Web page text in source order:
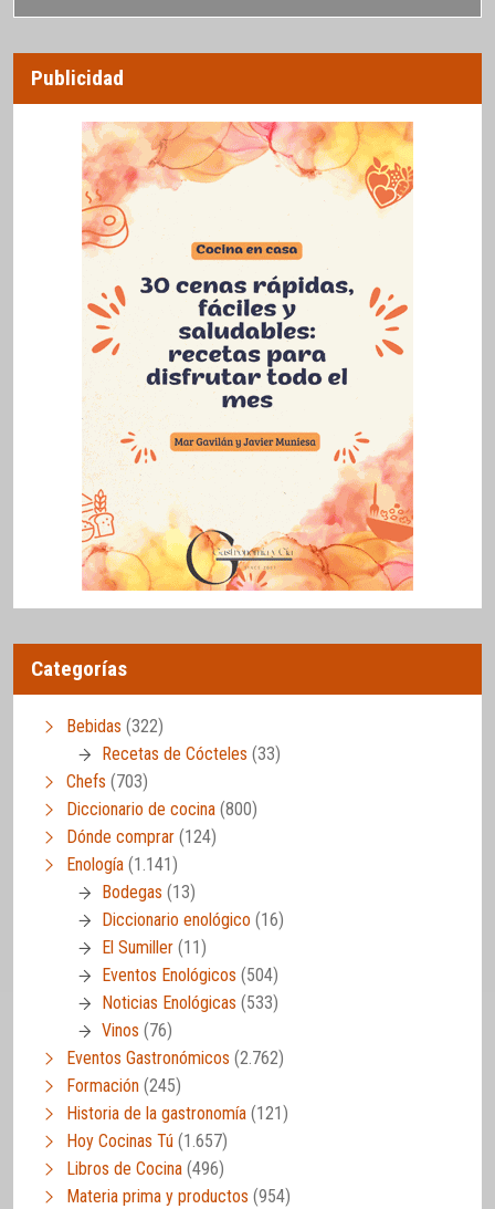
Publicidad
Categorías
Bebidas (322)
Recetas de Cócteles (33)
Chefs (703)
Diccionario de cocina (800)
Dónde comprar (124)
Enología (1.141)
Bodegas (13)
Diccionario enológico (16)
El Sumiller (11)
Eventos Enológicos (504)
Noticias Enológicas (533)
Vinos (76)
Eventos Gastronómicos (2.762)
Formación (245)
Historia de la gastronomía (121)
Hoy Cocinas Tú (1.657)
Libros de Cocina (496)
Materia prima y productos (954)